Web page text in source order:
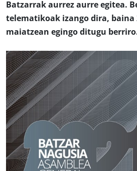
Batzarrak aurrez aurre egitea.
telematikoak izango dira, baina
maiatzean egingo ditugu